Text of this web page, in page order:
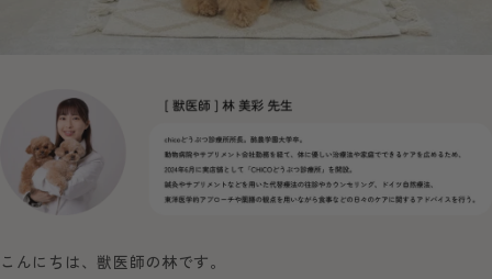
こんにちは、獣医師の林です。